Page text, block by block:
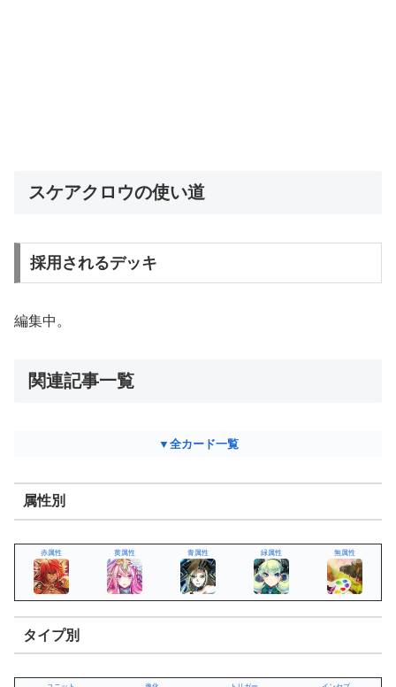
スケアクロウの使い道
採用されるデッキ
編集中。
関連記事一覧
▼全カード一覧
属性別
赤属性 黄属性 青属性 緑属性 無属性
タイプ別